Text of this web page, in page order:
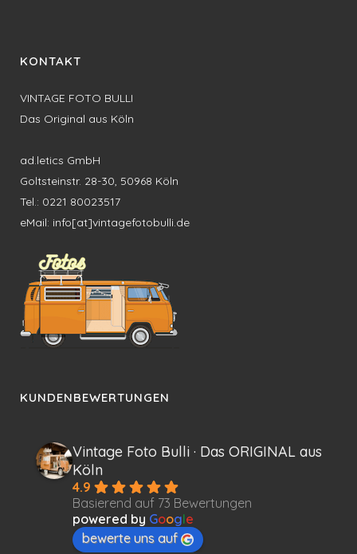
KONTAKT
VINTAGE FOTO BULLI
Das Original aus Köln
ad.letics GmbH
Goltsteinstr. 28-30, 50968 Köln
Tel.: 0221 80023517
eMail: info[at]vintagefotobulli.de
KUNDENBEWERTUNGEN
Vintage Foto Bulli · Das ORIGINAL aus
Köln
4.9
Basierend auf 73 Bewertungen
powered by Google
bewerte uns auf